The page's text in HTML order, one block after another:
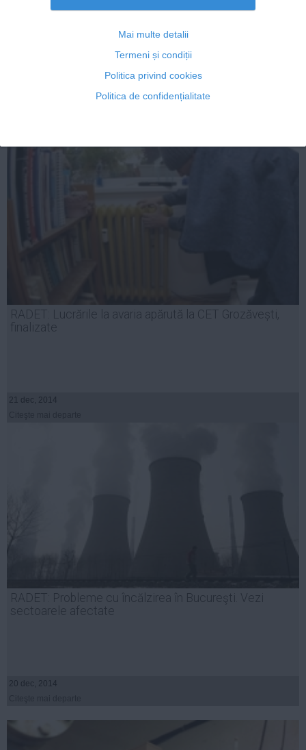
Mai multe detalii
Termeni și condiții
Politica privind cookies
Politica de confidențialitate
închiderea a 13 puncte termice
RADET: Lucrările la avaria apărută la CET Grozăvești,
finalizate
21 dec, 2014
RADET: Probleme cu încălzirea în Bucureşti. Vezi
sectoarele afectate
20 dec, 2014